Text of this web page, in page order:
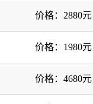
价格：2880元
价格：1980元
价格：4680元